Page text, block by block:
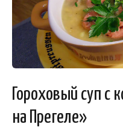
Гороховый суп с
на Прегеле»